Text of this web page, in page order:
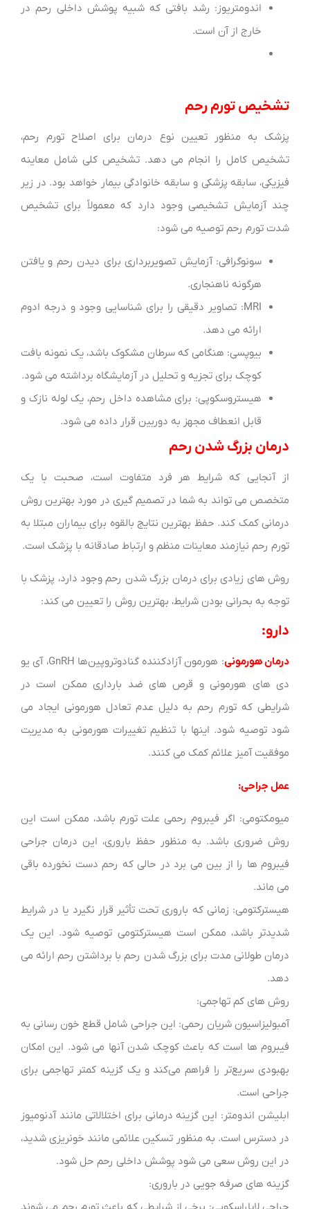
اندومتریوز: رشد بافتی که شبیه پوشش داخلی رحم در
خارج از آن است.
تشخیص تورم رحم
پزشک به منظور تعیین نوع درمان برای اصلاح تورم رحم،
تشخیص کامل را انجام می دهد. تشخیص کلی شامل معاینه
فیزیکی، سابقه پزشکی و سابقه خانوادگی بیمار خواهد بود. در زیر
چند آزمایش تشخیصی وجود دارد که معمولاً برای تشخیص
شدت تورم رحم توصیه می شود:
سونوگرافی: آزمایش تصویربرداری برای دیدن رحم و یافتن
هرگونه ناهنجاری.
MRI: تصاویر دقیقی را برای شناسایی وجود و درجه ادوم
ارائه می دهد.
بیوپسی: هنگامی که سرطان مشکوک باشد، یک نمونه بافت
کوچک برای تجزیه و تحلیل در آزمایشگاه برداشته می شود.
هیستروسکوپی: برای مشاهده داخل رحم، یک لوله نازک و
قابل انعطاف مجهز به دوربین قرار داده می شود.
درمان بزرگ شدن رحم
از آنجایی که شرایط هر فرد متفاوت است، صحبت با یک
متخصص می تواند به شما در تصمیم گیری در مورد بهترین روش
درمانی کمک کند. حفظ بهترین نتایج بالقوه برای بیماران مبتلا به
تورم رحم نیازمند معاینات منظم و ارتباط صادقانه با پزشک است.
روش های زیادی برای درمان بزرگ شدن رحم وجود دارد، پزشک با
توجه به بحرانی بودن شرایط، بهترین روش را تعیین می کند:
دارو:
درمان هورمونی
: هورمون آزادکننده گنادوتروپین‌ها GnRH، آی یو
دی های هورمونی و قرص های ضد بارداری ممکن است در
شرایطی که تورم رحم به دلیل عدم تعادل هورمونی ایجاد می
شود توصیه شود. اینها با تنظیم تغییرات هورمونی به مدیریت
موفقیت آمیز علائم کمک می کنند.
عمل جراحی:
میومکتومی: اگر فیبروم رحمی علت تورم باشد، ممکن است این
روش ضروری باشد. به منظور حفظ باروری، این درمان جراحی
فیبروم ها را از بین می برد در حالی که رحم دست نخورده باقی
می ماند.
هیسترکتومی: زمانی که باروری تحت تأثیر قرار نگیرد یا در شرایط
شدیدتر باشد، ممکن است هیسترکتومی توصیه شود. این یک
درمان طولانی مدت برای بزرگ شدن رحم با برداشتن رحم ارائه می
دهد.
روش های کم تهاجمی:
آمبولیزاسیون شریان رحمی: این جراحی شامل قطع خون رسانی به
فیبروم ها است که باعث کوچک شدن آنها می شود. این امکان
بهبودی سریع‌تر را فراهم می‌کند و یک گزینه کمتر تهاجمی برای
جراحی است.
ابلیشن اندومتر: این گزینه درمانی برای اختلالاتی مانند آدنومیوز
در دسترس است. به منظور تسکین علائمی مانند خونریزی شدید،
در این روش سعی می شود پوشش داخلی رحم حل شود.
گزینه های صرفه جویی در باروری: